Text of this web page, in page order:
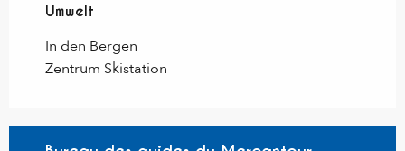
Umwelt
Umwelt
In den Bergen
Zentrum Skistation